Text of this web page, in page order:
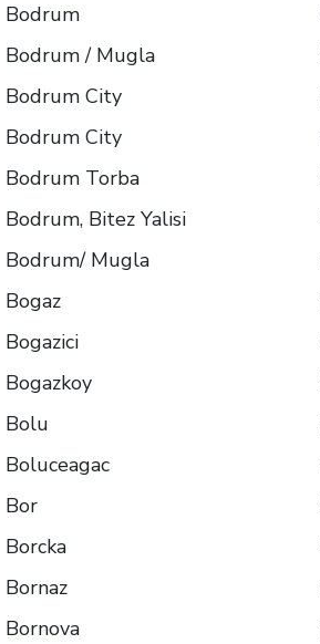
Bodrum
Bodrum / Mugla
Bodrum City
Bodrum City
Bodrum Torba
Bodrum, Bitez Yalisi
Bodrum/ Mugla
Bogaz
Bogazici
Bogazkoy
Bolu
Boluceagac
Bor
Borcka
Bornaz
Bornova